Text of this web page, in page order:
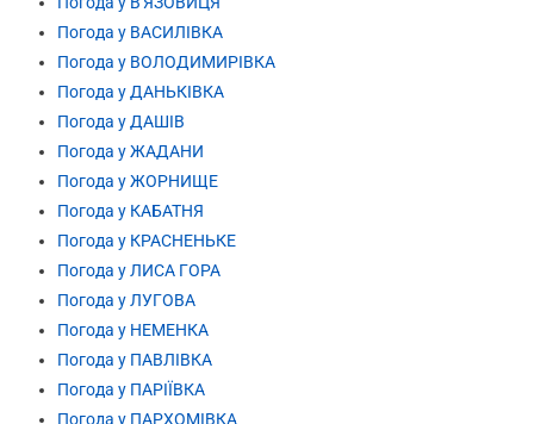
Погода у ВАСИЛІВКА
Погода у ВОЛОДИМИРІВКА
Погода у ДАНЬКІВКА
Погода у ДАШІВ
Погода у ЖАДАНИ
Погода у ЖОРНИЩЕ
Погода у КАБАТНЯ
Погода у КРАСНЕНЬКЕ
Погода у ЛИСА ГОРА
Погода у ЛУГОВА
Погода у НЕМЕНКА
Погода у ПАВЛІВКА
Погода у ПАРІЇВКА
Погода у ПАРХОМІВКА